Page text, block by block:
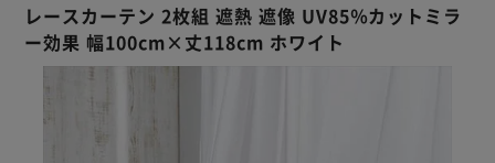
レースカーテン 2枚組 遮熱 遮像 UV85％カットミラ
ー効果 幅100cm×丈118cm ホワイト